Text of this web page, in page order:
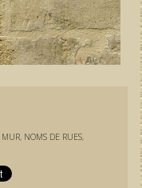
MUR, NOMS DE RUES,